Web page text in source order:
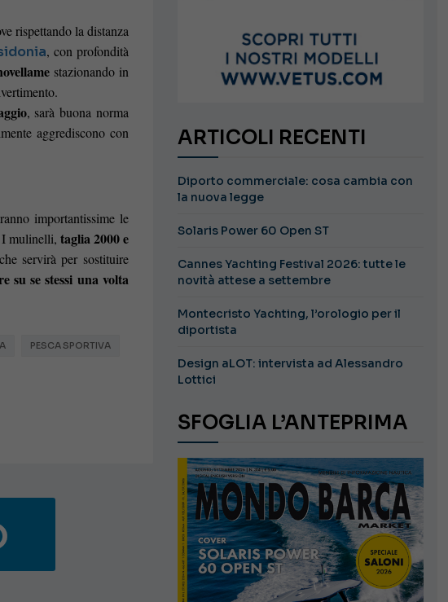
rispettando la distanza
, con profondità
stazionando in
, sarà buona norma
aggrediscono con
importantissime le
mulinelli, taglia 2000 e
servirà per sostituire
su se stessi una volta
PESCA SPORTIVA
ARTICOLI RECENTI
Diporto commerciale: cosa cambia con
la nuova legge
Solaris Power 60 Open ST
Cannes Yachting Festival 2026: tutte le
novità attese a settembre
Montecristo Yachting, l’orologio per il
diportista
Design aLOT: intervista ad Alessandro
Lottici
SFOGLIA L’ANTEPRIMA